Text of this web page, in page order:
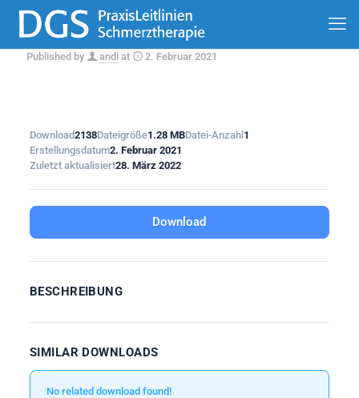
Published by andi at 2. Februar 2021
Download2138Dateigröße1.28 MBDatei-Anzahl 1
Erstellungsdatum2. Februar 2021
Zuletzt aktualisiert28. März 2022
Download
BESCHREIBUNG
SIMILAR DOWNLOADS
No related download found!